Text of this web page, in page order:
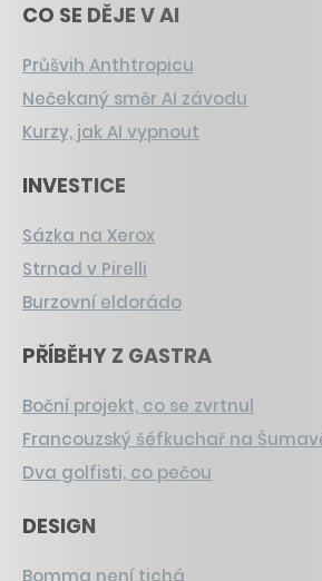
CO SE DĚJE V AI
Průšvih Anthtropicu
Nečekaný směr AI závodu
Kurzy, jak AI vypnout
INVESTICE
Sázka na Xerox
Strnad v Pirelli
Burzovní eldorádo
PŘÍBĚHY Z GASTRA
Boční projekt, co se zvrtnul
Francouzský šéfkuchař na
Dva golfisti, co pečou
DESIGN
Bomma není tichá